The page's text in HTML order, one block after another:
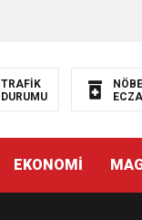
TRAFİK
DURUMU
EKONOMİ